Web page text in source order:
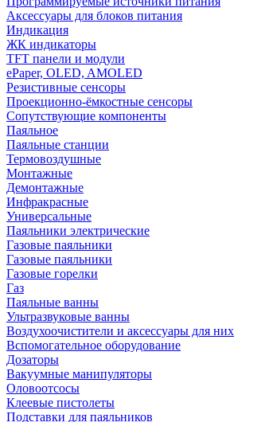
Аксессуары для блоков питания
Индикация
ЖК индикаторы
TFT панели и модули
ePaper, OLED, AMOLED
Резистивные сенсоры
Проекционно-ёмкостные сенсоры
Сопутствующие компоненты
Паяльное
Паяльные станции
Термовоздушные
Монтажные
Демонтажные
Инфракрасные
Универсальные
Паяльники электрические
Газовые паяльники
Газовые паяльники
Газовые горелки
Газ
Паяльные ванны
Ультразвуковые ванны
Воздухоочистители и аксессуары для них
Вспомогательное оборудование
Дозаторы
Вакуумные манипуляторы
Оловоотсосы
Клеевые пистолеты
Подставки для паяльников